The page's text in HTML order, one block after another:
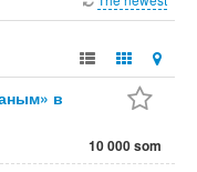
в
10 000 som